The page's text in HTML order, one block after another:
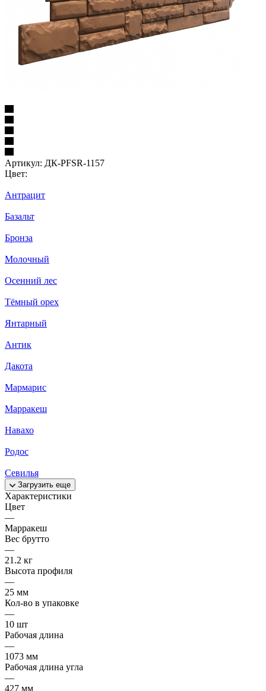
Артикул: ДК-PFSR-1157
Цвет:
Антрацит
Базальт
Бронза
Молочный
Осенний лес
Тёмный орех
Янтарный
Антик
Дакота
Мармарис
Марракеш
Навахо
Родос
Севилья
Загрузить еще
Характеристики
Цвет
—
Марракеш
Вес брутто
—
21.2 кг
Высота профиля
—
25 мм
Кол-во в упаковке
—
10 шт
Рабочая длина
—
1073 мм
Рабочая длина угла
—
427 мм